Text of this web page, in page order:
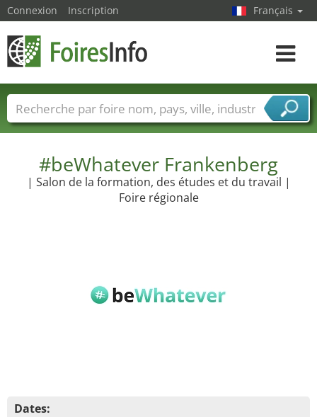
#beWhatever Frankenberg
| Salon de la formation, des études et du travail |
Foire régionale
Dates:
Connexion Inscription Français
Toggle
Foire noms Pays Villes
Secteurs de foire